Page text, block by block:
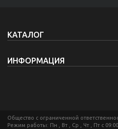
КАТАЛОГ
ИНФОРМАЦИЯ
Общество с ограниченной
Режим работы: Пн , Вт , Ср , Чт , Пт c